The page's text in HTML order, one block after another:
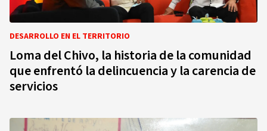
DESARROLLO EN EL TERRITORIO
Loma del Chivo, la historia de la comunidad
que enfrentó la delincuencia y la carencia de
servicios